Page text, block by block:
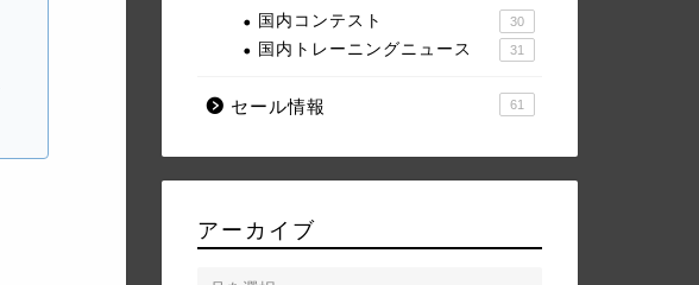
国内コンテスト 30
国内トレーニングニュース 31
セール情報 61
アーカイブ